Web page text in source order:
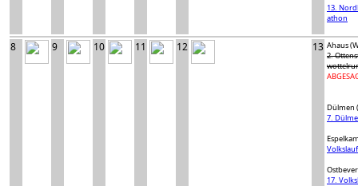
13.
athon
8 9 10 11 12 13 Ahaus
2.
Dülmen
7.
17.